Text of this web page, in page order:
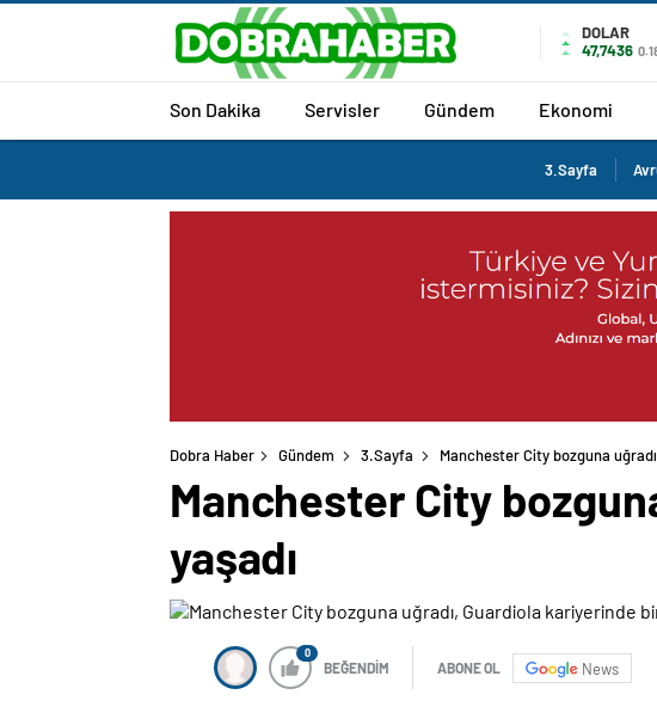
DOLAR
47,7436
Son Dakika Servisler Gündem Ekonomi
3.Sayfa
Dobra Haber Gündem 3.Sayfa Manchester City bozguna
Manchester City
yaşadı
0
BEĞENDİM ABONE OL News